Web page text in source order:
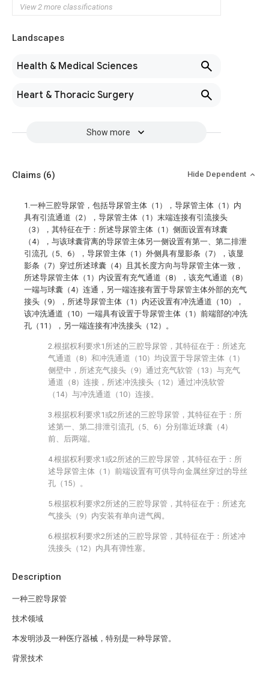
View 2 more classifications
Landscapes
Health & Medical Sciences
Heart & Thoracic Surgery
Show more
Description
一种三腔导尿管
技术领域
本发明涉及一种医疗器械，特别是一种导尿管。
背景技术
Claims (6) Hide Dependent
1.一种三腔导尿管，包括导尿管主体（1），导尿管主体（1）内
具有引流通道（2），导尿管主体（1）末端连接有引流接头
（3），其特征在于：所述导尿管主体（1）侧面设置有球囊
（4），与该球囊背离的导尿管主体另一侧设置有第一、第二排泄
引流孔（5、6），导尿管主体（1）外侧具有显影条（7），该显
影条（7）穿过所述球囊（4）且其长度方向与导尿管主体一致，
所述导尿管主体（1）内设置有充气通道（8），该充气通道（8）
一端与球囊（4）连通，另一端连接有置于导尿管主体外部的充气
接头（9），所述导尿管主体（1）内还设置有冲洗通道（10），
该冲洗通道（10）一端具有设置于导尿管主体（1）前端部的冲洗
孔（11），另一端连接有冲洗接头（12）。
2.根据权利要求1所述的三腔导尿管，其特征在于：所述充
气通道（8）和冲洗通道（10）均设置于导尿管主体（1）
侧壁中，所述充气接头（9）通过充气软管（13）与充气
通道（8）连接，所述冲洗接头（12）通过冲洗软管
（14）与冲洗通道（10）连接。
3.根据权利要求1或2所述的三腔导尿管，其特征在于：所
述第一、第二排泄引流孔（5、6）分别靠近球囊（4）
前、后两端。
4.根据权利要求1或2所述的三腔导尿管，其特征在于：所
述导尿管主体（1）前端设置有可供导向金属丝穿过的导丝
孔（15）。
5.根据权利要求2所述的三腔导尿管，其特征在于：所述充
气接头（9）内安装有单向进气阀。
6.根据权利要求2所述的三腔导尿管，其特征在于：所述冲
洗接头（12）内具有弹性塞。